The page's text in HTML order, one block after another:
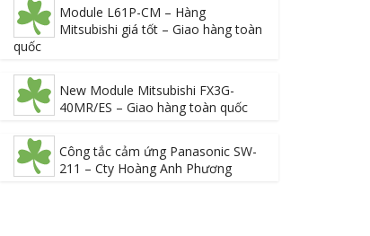
Module L61P-CM – Hàng
Mitsubishi giá tốt – Giao hàng toàn
quốc
New Module Mitsubishi FX3G-
40MR/ES – Giao hàng toàn quốc
Công tắc cảm ứng Panasonic SW-
211 – Cty Hoàng Anh Phương